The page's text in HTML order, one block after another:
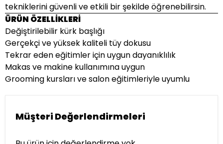
tekniklerini güvenli ve etkili bir şekilde öğrenebilirsin.
ÜRÜN ÖZELLİKLERİ
Değiştirilebilir kürk başlığı
Gerçekçi ve yüksek kaliteli tüy dokusu
Tekrar eden eğitimler için uygun dayanıklılık
Makas ve makine kullanımına uygun
Grooming kursları ve salon eğitimleriyle uyumlu
Müşteri Değerlendirmeleri